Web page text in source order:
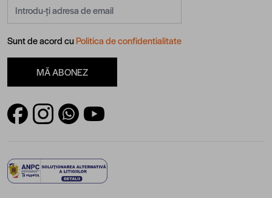
Sunt de acord cuPolitica de confidentialitate
MĂ ABONEZ